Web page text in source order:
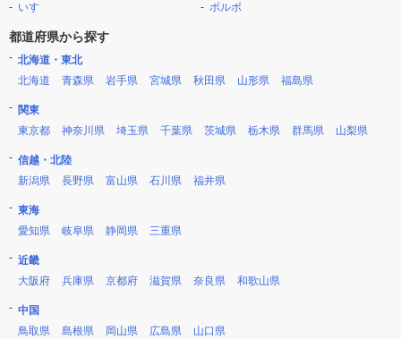
いすゞ
ボルボ
都道府県から探す
北海道・東北
北海道
青森県 岩手県 宮城県 秋田県 山形県 福島県
関東
東京都
神奈川県 埼玉県 千葉県 茨城県 栃木県 群馬県 山梨県
信越・北陸
新潟県
長野県 富山県 石川県 福井県
東海
愛知県
岐阜県 静岡県 三重県
近畿
大阪府
兵庫県 京都府 滋賀県 奈良県 和歌山県
中国
鳥取県
島根県 岡山県 広島県 山口県